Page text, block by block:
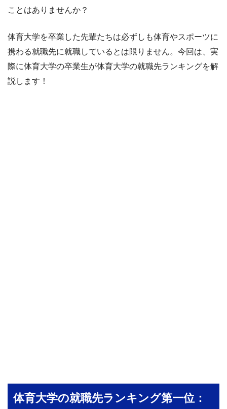
ことはありませんか？
体育大学を卒業した先輩たちは必ずしも体育やスポーツに
携わる就職先に就職しているとは限りません。今回は、実
際に体育大学の卒業生が体育大学の就職先ランキングを解
説します！
体育大学の就職先ランキング第一位：